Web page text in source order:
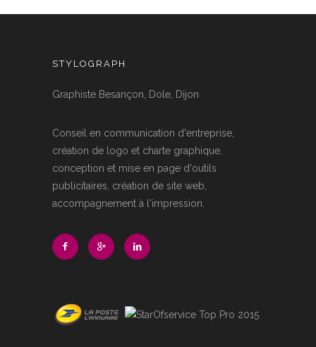
STYLOGRAPH
Graphiste Besançon, Dole, Dijon
Conseil en communication d'entreprise,
création de logo et charte graphique,
conception et mise en page d'outils
publicitaires, création de site web,
accompagnement à l'impression.